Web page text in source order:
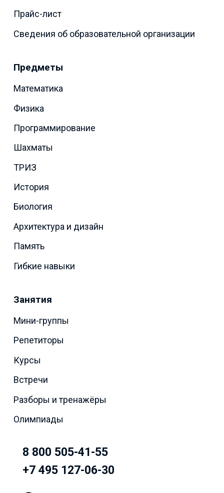
Прайс-лист
Сведения об образовательной организации
Предметы
Математика
Физика
Программирование
Шахматы
ТРИЗ
История
Биология
Архитектура и дизайн
Память
Гибкие навыки
Занятия
Мини-группы
Репетиторы
Курсы
Встречи
Разборы и тренажёры
Олимпиады
8 800 505-41-55
+7 495 127-06-30